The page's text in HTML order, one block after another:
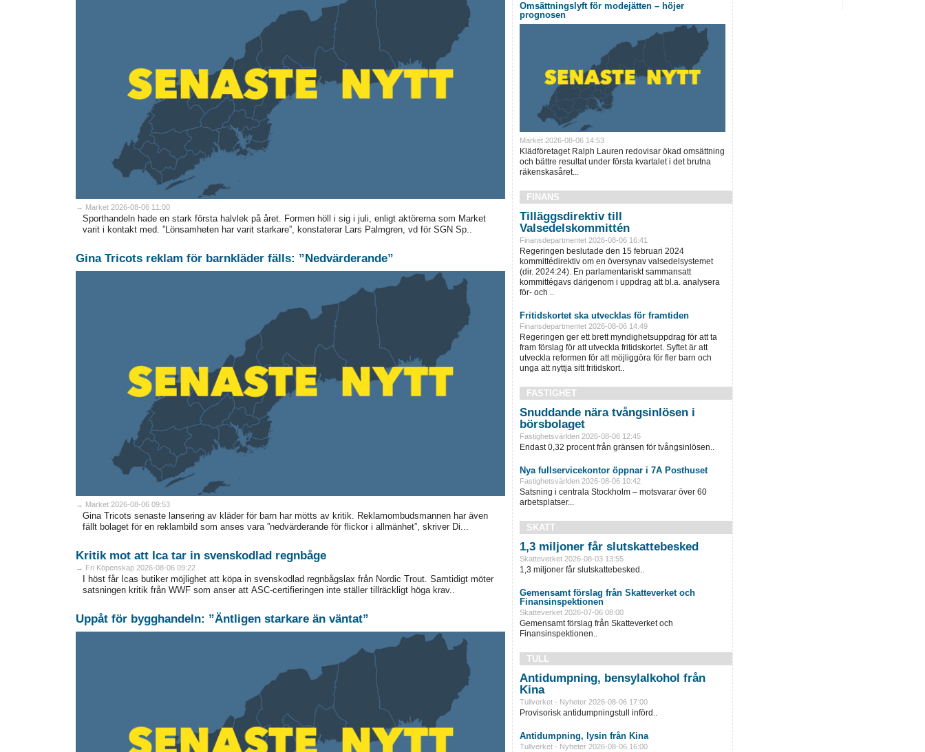
→ Market 2026-08-06 11:00
Sporthandeln hade en stark första halvlek på året. Formen höll i sig i juli, enligt aktörerna som Market
varit i kontakt med. ”Lönsamheten har varit starkare”, konstaterar Lars Palmgren, vd för SGN Sp..
Gina Tricots reklam för barnkläder fälls: ”Nedvärderande”
→ Market 2026-08-06 09:53
Gina Tricots senaste lansering av kläder för barn har mötts av kritik. Reklamombudsmannen har även
fällt bolaget för en reklambild som anses vara ”nedvärderande för flickor i allmänhet”, skriver Di...
Kritik mot att Ica tar in svenskodlad regnbåge
→ Fri Köpenskap 2026-08-06 09:22
I höst får Icas butiker möjlighet att köpa in svenskodlad regnbågslax från Nordic Trout. Samtidigt möter
satsningen kritik från WWF som anser att ASC-certifieringen inte ställer tillräckligt höga krav..
Uppåt för bygghandeln: ”Äntligen starkare än väntat”
Omsättningslyft för modejätten – höjer
prognosen
Market 2026-08-06 14:53
Klädföretaget Ralph Lauren redovisar ökad omsättning
och bättre resultat under första kvartalet i det brutna
räkenskasåret...
FINANS
Tilläggsdirektiv till
Valsedelskommittén
Finansdepartmentet 2026-08-06 16:41
Regeringen beslutade den 15 februari 2024
kommittédirektiv om en översynav valsedelsystemet
(dir. 2024:24). En parlamentariskt sammansatt
kommittégavs därigenom i uppdrag att bl.a. analysera
för- och ..
Fritidskortet ska utvecklas för framtiden
Finansdepartmentet 2026-08-06 14:49
Regeringen ger ett brett myndighetsuppdrag för att ta
fram förslag för att utveckla fritidskortet. Syftet är att
utveckla reformen för att möjliggöra för fler barn och
unga att nyttja sitt fritidskort..
FASTIGHET
Snuddande nära tvångsinlösen i
börsbolaget
Fastighetsvärlden 2026-08-06 12:45
Endast 0,32 procent från gränsen för tvångsinlösen..
Nya fullservicekontor öppnar i 7A Posthuset
Fastighetsvärlden 2026-08-06 10:42
Satsning i centrala Stockholm – motsvarar över 60
arbetsplatser...
SKATT
1,3 miljoner får slutskattebesked
Skatteverket 2026-08-03 13:55
1,3 miljoner får slutskattebesked..
Gemensamt förslag från Skatteverket och
Finansinspektionen
Skatteverket 2026-07-06 08:00
Gemensamt förslag från Skatteverket och
Finansinspektionen..
TULL
Antidumpning, bensylalkohol från
Kina
Tullverket - Nyheter 2026-08-06 17:00
Provisorisk antidumpningstull införd..
Antidumpning, lysin från Kina
Tullverket - Nyheter 2026-08-06 16:00